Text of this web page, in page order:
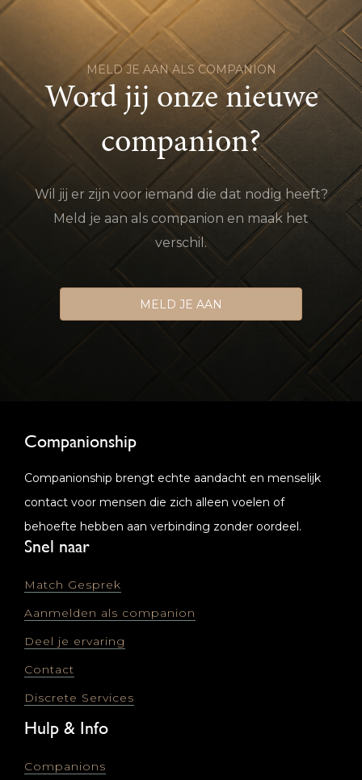
MELD JE AAN ALS COMPANION
Word jij onze nieuwe
companion?
Wil jij er zijn voor iemand die dat nodig heeft?
Meld je aan als companion en maak het
verschil.
MELD JE AAN
Companionship
Companionship brengt echte aandacht en menselijk
contact voor mensen die zich alleen voelen of
behoefte hebben aan verbinding zonder oordeel.
Snel naar
Match Gesprek
Aanmelden als companion
Deel je ervaring
Contact
Discrete Services
Hulp & Info
Companions